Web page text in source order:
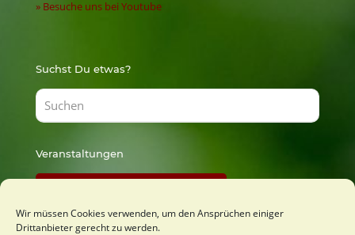
Wir müssen Cookies verwenden, um den Ansprüchen einiger
Drittanbieter gerecht zu werden.
» Besuche uns bei Youtube
Suchst Du etwas?
Veranstaltungen